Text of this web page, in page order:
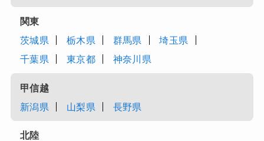
関東
茨城県
栃木県 群馬県
埼玉県
千葉県
東京都 神奈川県
甲信越
新潟県
山梨県 長野県
北陸